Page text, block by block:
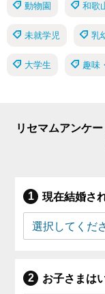
動物園 和歌
未就学児 乳
大学生 趣味
リセマムアンケ
現在結婚さ
お子さまは